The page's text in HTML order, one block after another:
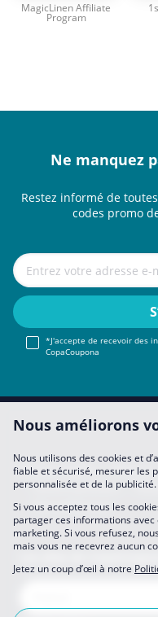
MagicLinen Affiliate
Program
Ne manquez
Restez informé de
codes promo
*J'accepte de recevoir des
CopaCoupona
Mentions légales About Us
Devenir partenaire
Mes préférences
Nous améliorons
Nous utilisons des cookies et
fiable et sécurisé, mesurer les
personnalisée et de la publicité.
Si vous acceptez tous les
partager ces informations
marketing. Si vous refusez,
mais vous ne recevrez aucun
Jetez un coup d’œil à notre